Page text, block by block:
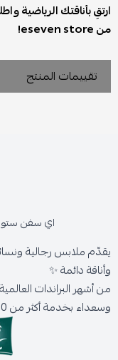
ارتقِ بأناقتك الرياضية
من eseven store!
تقييمات المنتج
اي سفن
يقدّم ملابس رجالية
وأناقة دائمة ✨
من أشهر البراندات
وسعداء بخدمة أكثر من 300,000 عميل حول المملكة.